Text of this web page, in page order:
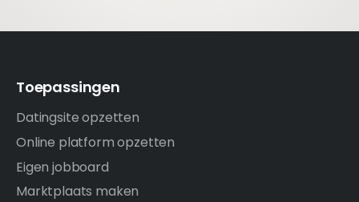
Toepassingen
Datingsite opzetten
Online platform opzetten
Eigen jobboard
Marktplaats maken